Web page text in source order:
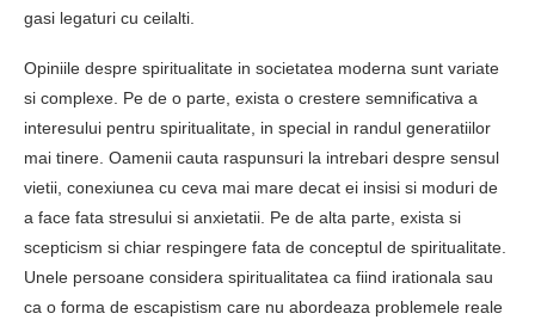
gasi legaturi cu ceilalti.
Opiniile despre spiritualitate in societatea moderna sunt variate
si complexe. Pe de o parte, exista o crestere semnificativa a
interesului pentru spiritualitate, in special in randul generatiilor
mai tinere. Oamenii cauta raspunsuri la intrebari despre sensul
vietii, conexiunea cu ceva mai mare decat ei insisi si moduri de
a face fata stresului si anxietatii. Pe de alta parte, exista si
scepticism si chiar respingere fata de conceptul de spiritualitate.
Unele persoane considera spiritualitatea ca fiind irationala sau
ca o forma de escapistism care nu abordeaza problemele reale